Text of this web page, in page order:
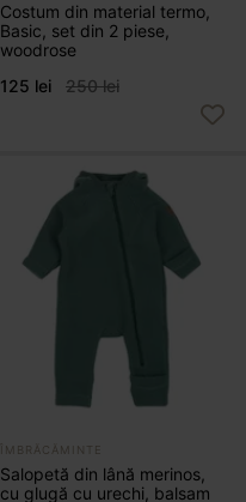
Costum din material termo,
Basic, set din 2 piese,
woodrose
125 lei
250 lei
ÎMBRĂCĂMINTE
Salopetă din lână merinos,
cu glugă cu urechi, balsam